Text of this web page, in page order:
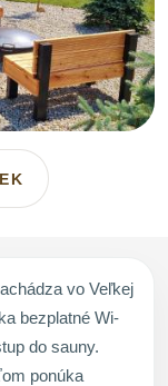
vo Veľkej
bezplatné Wi-
do sauny.
ponúka